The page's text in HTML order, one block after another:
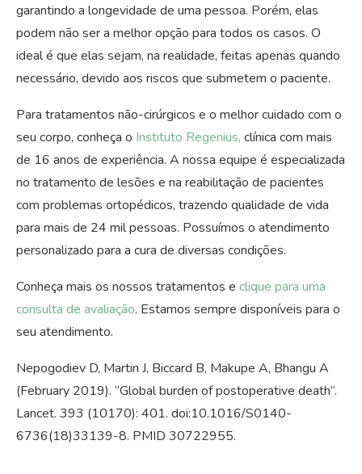
garantindo a longevidade de uma pessoa. Porém, elas
podem não ser a melhor opção para todos os casos. O
ideal é que elas sejam, na realidade, feitas apenas quando
necessário, devido aos riscos que submetem o paciente.
Para tratamentos não-cirúrgicos e o melhor cuidado com o
seu corpo, conheça o Instituto Regenius, clínica com mais
de 16 anos de experiência. A nossa equipe é especializada
no tratamento de lesões e na reabilitação de pacientes
com problemas ortopédicos, trazendo qualidade de vida
para mais de 24 mil pessoas. Possuímos o atendimento
personalizado para a cura de diversas condições.
Conheça mais os nossos tratamentos e clique para uma
consulta de avaliação. Estamos sempre disponíveis para o
seu atendimento.
Nepogodiev D, Martin J, Biccard B, Makupe A, Bhangu A
(February 2019). “Global burden of postoperative death”.
Lancet. 393 (10170): 401. doi:10.1016/S0140-
6736(18)33139-8. PMID 30722955.